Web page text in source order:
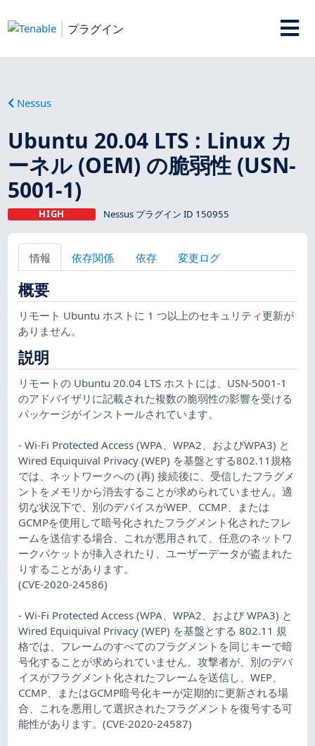
プラグイン
Nessus
Ubuntu 20.04 LTS : Linux カ
ーネル (OEM) の脆弱性 (USN-
5001-1)
HIGH Nessus プラグイン ID 150955
情報 依存関係 依存 変更ログ
概要
リモート Ubuntu ホストに 1 つ以上のセキュリティ更新が
ありません。
説明
リモートの Ubuntu 20.04 LTS ホストには、USN-5001-1
のアドバイザリに記載された複数の脆弱性の影響を受ける
パッケージがインストールされています。
- Wi-Fi Protected Access (WPA、WPA2、およびWPA3) と
Wired Equiquival Privacy (WEP) を基盤とする802.11規格
では、ネットワークへの (再) 接続後に、受信したフラグメ
ントをメモリから消去することが求められていません。適
切な状況下で、別のデバイスがWEP、CCMP、または
GCMPを使用して暗号化されたフラグメント化されたフレ
ームを送信する場合、これが悪用されて、任意のネットワ
ークパケットが挿入されたり、ユーザーデータが盗まれた
りすることがあります。
(CVE-2020-24586)
- Wi-Fi Protected Access (WPA、WPA2、および WPA3) と
Wired Equiquival Privacy (WEP) を基盤とする 802.11 規
格では、フレームのすべてのフラグメントを同じキーで暗
号化することが求められていません。攻撃者が、別のデバ
イスがフラグメント化されたフレームを送信し、WEP、
CCMP、またはGCMP暗号化キーが定期的に更新される場
合、これを悪用して選択されたフラグメントを復号する可
能性があります。(CVE-2020-24587)